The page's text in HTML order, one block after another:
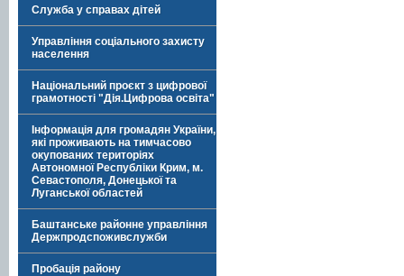
Служба у справах дітей
Управління соціального захисту
населення
Національний проєкт з цифрової
грамотності "Дія.Цифрова освіта"
Інформація для громадян України,
які проживають на тимчасово
окупованих територіях
Автономної Республіки Крим, м.
Севастополя, Донецької та
Луганської областей
Баштанське районне управління
Держпродспоживслужби
Пробація району